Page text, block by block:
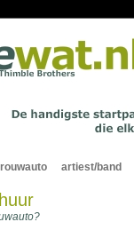
artiest/band